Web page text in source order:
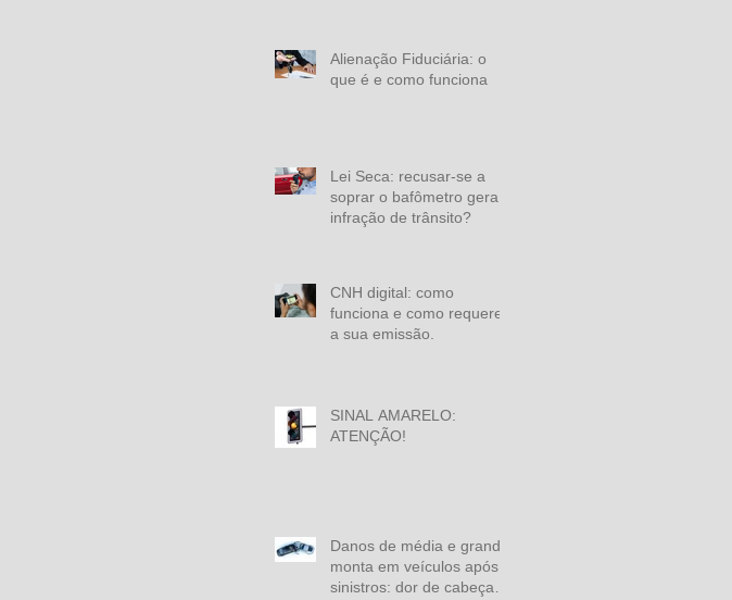
Alienação Fiduciária: o
que é e como funciona
Lei Seca: recusar-se a
soprar o bafômetro gera
infração de trânsito?
CNH digital: como
funciona e como requerer
a sua emissão.
SINAL AMARELO:
ATENÇÃO!
Danos de média e grande
monta em veículos após
sinistros: dor de cabeça à